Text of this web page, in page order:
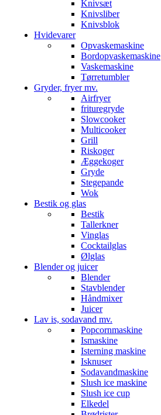
Knivsæt
Knivsliber
Knivsblok
Hvidevarer
Opvaskemaskine
Bordopvaskemaskine
Vaskemaskine
Tørretumbler
Gryder, fryer mv.
Airfryer
frituregryde
Slowcooker
Multicooker
Grill
Riskoger
Æggekoger
Gryde
Stegepande
Wok
Bestik og glas
Bestik
Tallerkner
Vinglas
Cocktailglas
Ølglas
Blender og juicer
Blender
Stavblender
Håndmixer
Juicer
Lav is, sodavand mv.
Popcornmaskine
Ismaskine
Isterning maskine
Isknuser
Sodavandmaskine
Slush ice maskine
Slush ice cup
Elkedel